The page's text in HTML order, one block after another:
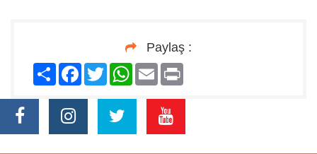
Paylaş :
PaylaşFacebook
TwitterWhatsApp
Email